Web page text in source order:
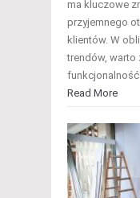
ma kluczowe
przyjemnego
klientów. W
trendów, warto
Read More